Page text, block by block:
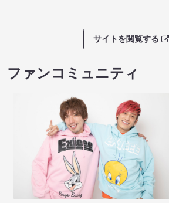
サイトを閲覧する
ファンコミュニティ